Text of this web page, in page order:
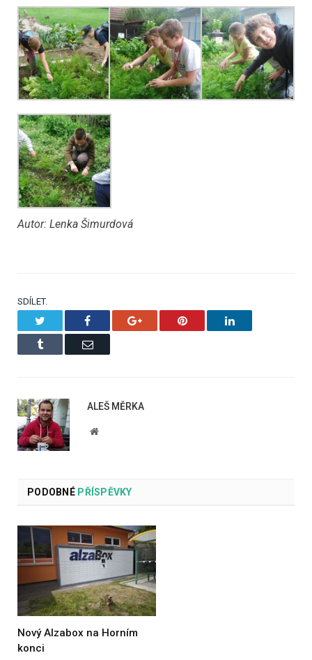
Autor: Lenka Šimurdová
SDÍLET.
Facebook Google+ Pinterest LinkedIn
Tumblr Email
ALEŠ MĚRKA
Website
PODOBNÉPŘÍSPĚVKY
Nový Alzabox na Horním
konci